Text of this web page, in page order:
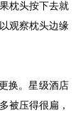
枕头按下去就
观察枕头边缘
换。星级酒店
被压得很扁，